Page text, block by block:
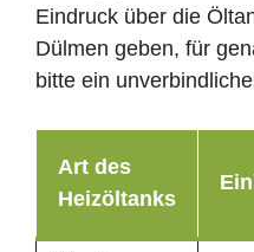
Eindruck über die
Dülmen geben, für
bitte ein
Art des
Heizöltanks